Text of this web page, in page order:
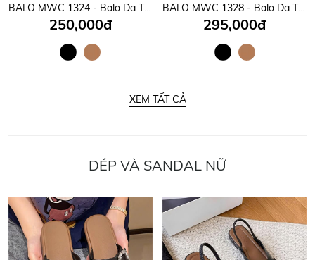
BALO MWC 1324 - Balo Da Thời Trang Nam Nữ Mang Thương Hiệu Việt Của Nhà MWC Bền Đẹp, Tiện Dụng.
250,000đ
BALO MWC 1328 - Balo Da Thời Trang Nam Nữ Mang Thương Hiệu Việt Của Nhà MWC Bền Đẹp, Tiện Dụng.
295,000đ
XEM TẤT CẢ
DÉP VÀ SANDAL NỮ